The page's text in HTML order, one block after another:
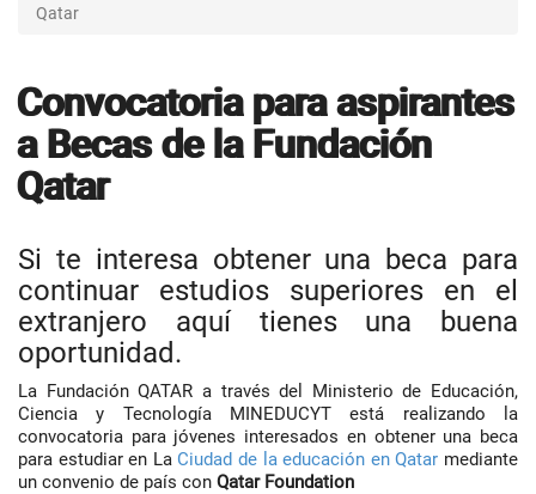
Qatar
Convocatoria para aspirantes
a Becas de la Fundación
Qatar
Si te interesa obtener una beca para
continuar estudios superiores en el
extranjero aquí tienes una buena
oportunidad.
La Fundación QATAR a través del Ministerio de Educación,
Ciencia y Tecnología MINEDUCYT está realizando la
convocatoria para jóvenes interesados en obtener una beca
para estudiar en LaCiudad de la educación en Qatar mediante
un convenio de país con Qatar Foundation